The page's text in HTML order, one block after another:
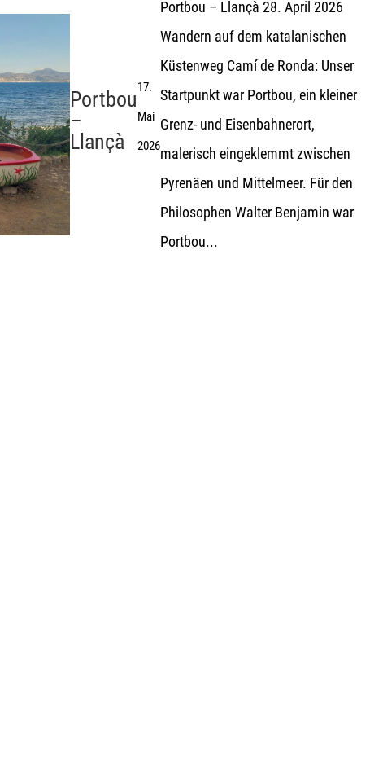
Portbou
–
Llançà
17.
Mai
2026
Portbou – Llançà 28. April 2026
Wandern auf dem katalanischen
Küstenweg Camí de Ronda: Unser
Startpunkt war Portbou, ein kleiner
Grenz- und Eisenbahnerort,
malerisch eingeklemmt zwischen
Pyrenäen und Mittelmeer. Für den
Philosophen Walter Benjamin war
Portbou...